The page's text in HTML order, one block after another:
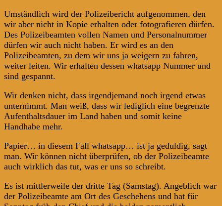
Umständlich wird der Polizeibericht aufgenommen, den
wir aber nicht in Kopie erhalten oder fotografieren dürfen.
Des Polizeibeamten vollen Namen und Personalnummer
dürfen wir auch nicht haben. Er wird es an den
Polizeibeamten, zu dem wir uns ja weigern zu fahren,
weiter leiten. Wir erhalten dessen whatsapp Nummer und
sind gespannt.
Wir denken nicht, dass irgendjemand noch irgend etwas
unternimmt. Man weiß, dass wir lediglich eine begrenzte
Aufenthaltsdauer im Land haben und somit keine
Handhabe mehr.
Papier… in diesem Fall whatsapp… ist ja geduldig, sagt
man. Wir können nicht überprüfen, ob der Polizeibeamte
auch wirklich das tut, was er uns so schreibt.
Es ist mittlerweile der dritte Tag (Samstag). Angeblich war
der Polizeibeamte am Ort des Geschehens und hat für